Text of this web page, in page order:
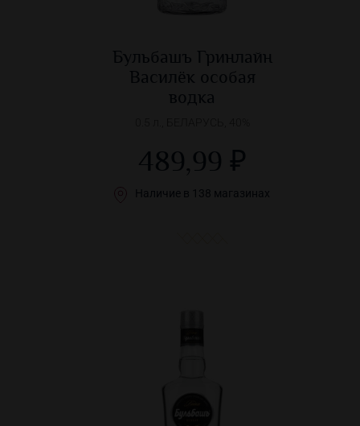
Бульбашъ Гринлайн
Василёк особая
водка
489,99 ₽
Наличие в 138 магазинах